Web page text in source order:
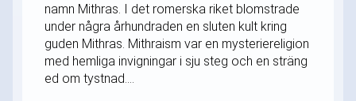
namn Mithras. I det romerska riket blomstrade
under några århundraden en sluten kult kring
guden Mithras. Mithraism var en mysteriereligion
med hemliga invigningar i sju steg och en sträng
ed om tystnad....